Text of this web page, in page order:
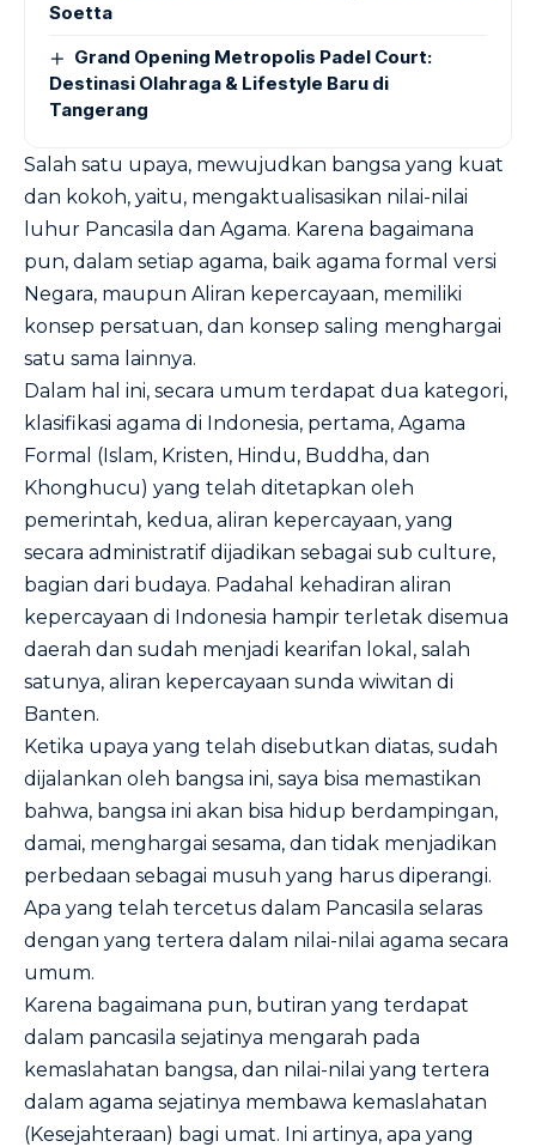
Soetta
Grand Opening Metropolis Padel Court:
Destinasi Olahraga & Lifestyle Baru di
Tangerang
Salah satu upaya, mewujudkan bangsa yang kuat
dan kokoh, yaitu, mengaktualisasikan nilai-nilai
luhur Pancasila dan Agama. Karena bagaimana
pun, dalam setiap agama, baik agama formal versi
Negara, maupun Aliran kepercayaan, memiliki
konsep persatuan, dan konsep saling menghargai
satu sama lainnya.
Dalam hal ini, secara umum terdapat dua kategori,
klasifikasi agama di Indonesia, pertama, Agama
Formal (Islam, Kristen, Hindu, Buddha, dan
Khonghucu) yang telah ditetapkan oleh
pemerintah, kedua, aliran kepercayaan, yang
secara administratif dijadikan sebagai sub culture,
bagian dari budaya. Padahal kehadiran aliran
kepercayaan di Indonesia hampir terletak disemua
daerah dan sudah menjadi kearifan lokal, salah
satunya, aliran kepercayaan sunda wiwitan di
Banten.
Ketika upaya yang telah disebutkan diatas, sudah
dijalankan oleh bangsa ini, saya bisa memastikan
bahwa, bangsa ini akan bisa hidup berdampingan,
damai, menghargai sesama, dan tidak menjadikan
perbedaan sebagai musuh yang harus diperangi.
Apa yang telah tercetus dalam Pancasila selaras
dengan yang tertera dalam nilai-nilai agama secara
umum.
Karena bagaimana pun, butiran yang terdapat
dalam pancasila sejatinya mengarah pada
kemaslahatan bangsa, dan nilai-nilai yang tertera
dalam agama sejatinya membawa kemaslahatan
(Kesejahteraan) bagi umat. Ini artinya, apa yang